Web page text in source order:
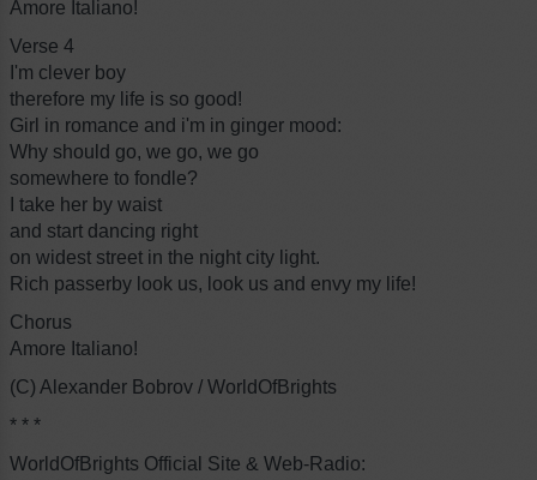
Amore Italiano!
Verse 4
I'm clever boy
therefore my life is so good!
Girl in romance and i'm in ginger mood:
Why should go, we go, we go
somewhere to fondle?
I take her by waist
and start dancing right
on widest street in the night city light.
Rich passerby look us, look us and envy my life!
Chorus
Amore Italiano!
(C) Alexander Bobrov / WorldOfBrights
* * *
WorldOfBrights Official Site & Web-Radio: